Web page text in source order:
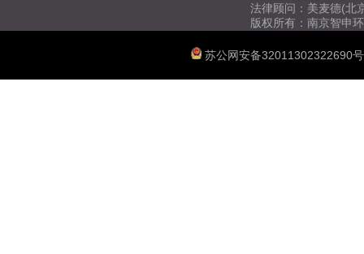
法律顾问：美麦德(北
版权所有：南京智申
苏公网安备32011302322690号